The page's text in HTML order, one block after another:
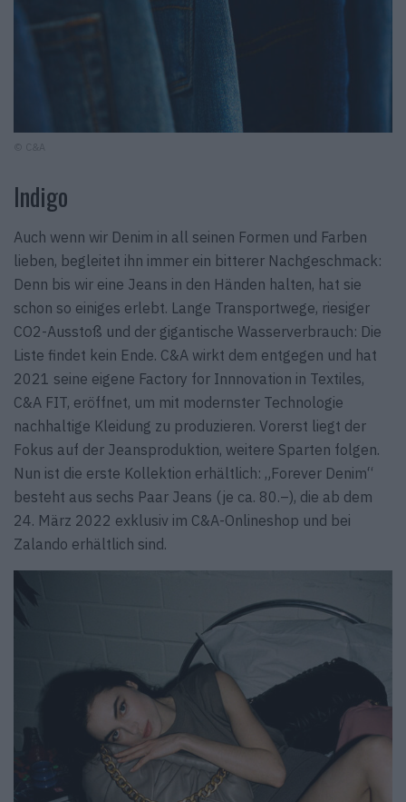
© C&A
Indigo
Auch wenn wir Denim in all seinen Formen und Farben
lieben, begleitet ihn immer ein bitterer Nachgeschmack:
Denn bis wir eine Jeans in den Händen halten, hat sie
schon so einiges erlebt. Lange Transportwege, riesiger
CO2-Ausstoß und der gigantische Wasserverbrauch: Die
Liste findet kein Ende. C&A wirkt dem entgegen und hat
2021 seine eigene Factory for Innnovation in Textiles,
C&A FIT, eröffnet, um mit modernster Technologie
nachhaltige Kleidung zu produzieren. Vorerst liegt der
Fokus auf der Jeansproduktion, weitere Sparten folgen.
Nun ist die erste Kollektion erhältlich: „Forever Denim“
besteht aus sechs Paar Jeans (je ca. 80.–), die ab dem
24. März 2022 exklusiv im C&A-Onlineshop und bei
Zalando erhältlich sind.